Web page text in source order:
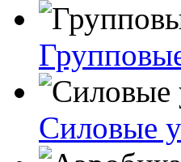
Силовые